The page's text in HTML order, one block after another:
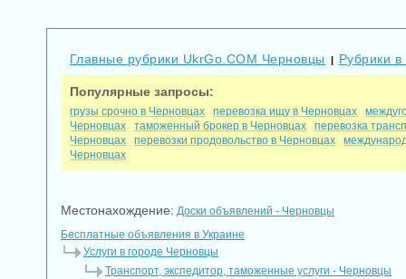
Главные рубрики UkrGo.COM Черновцы Рубрики
Популярные запросы:
грузы срочно в Черновцах перевозка ищу в Черновцах
Черновцах
таможенный брокер в Черновцах
перевозка
Черновцах
перевозки продовольство в Черновцах
Черновцах
Местонахождение: Доски объявлений - Черновцы
Бесплатные объявления в Украине
Услуги в городе Черновцы
Транспорт, экспедитор, таможенные услуги - Черновцы